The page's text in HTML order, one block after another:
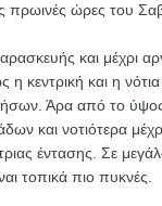
πρωινές ώρες του
και μέχρι
η κεντρική και η
Άρα από το ύψος
και νοτιότερα
έντασης. Σε
τοπικά πιο πυκνές.